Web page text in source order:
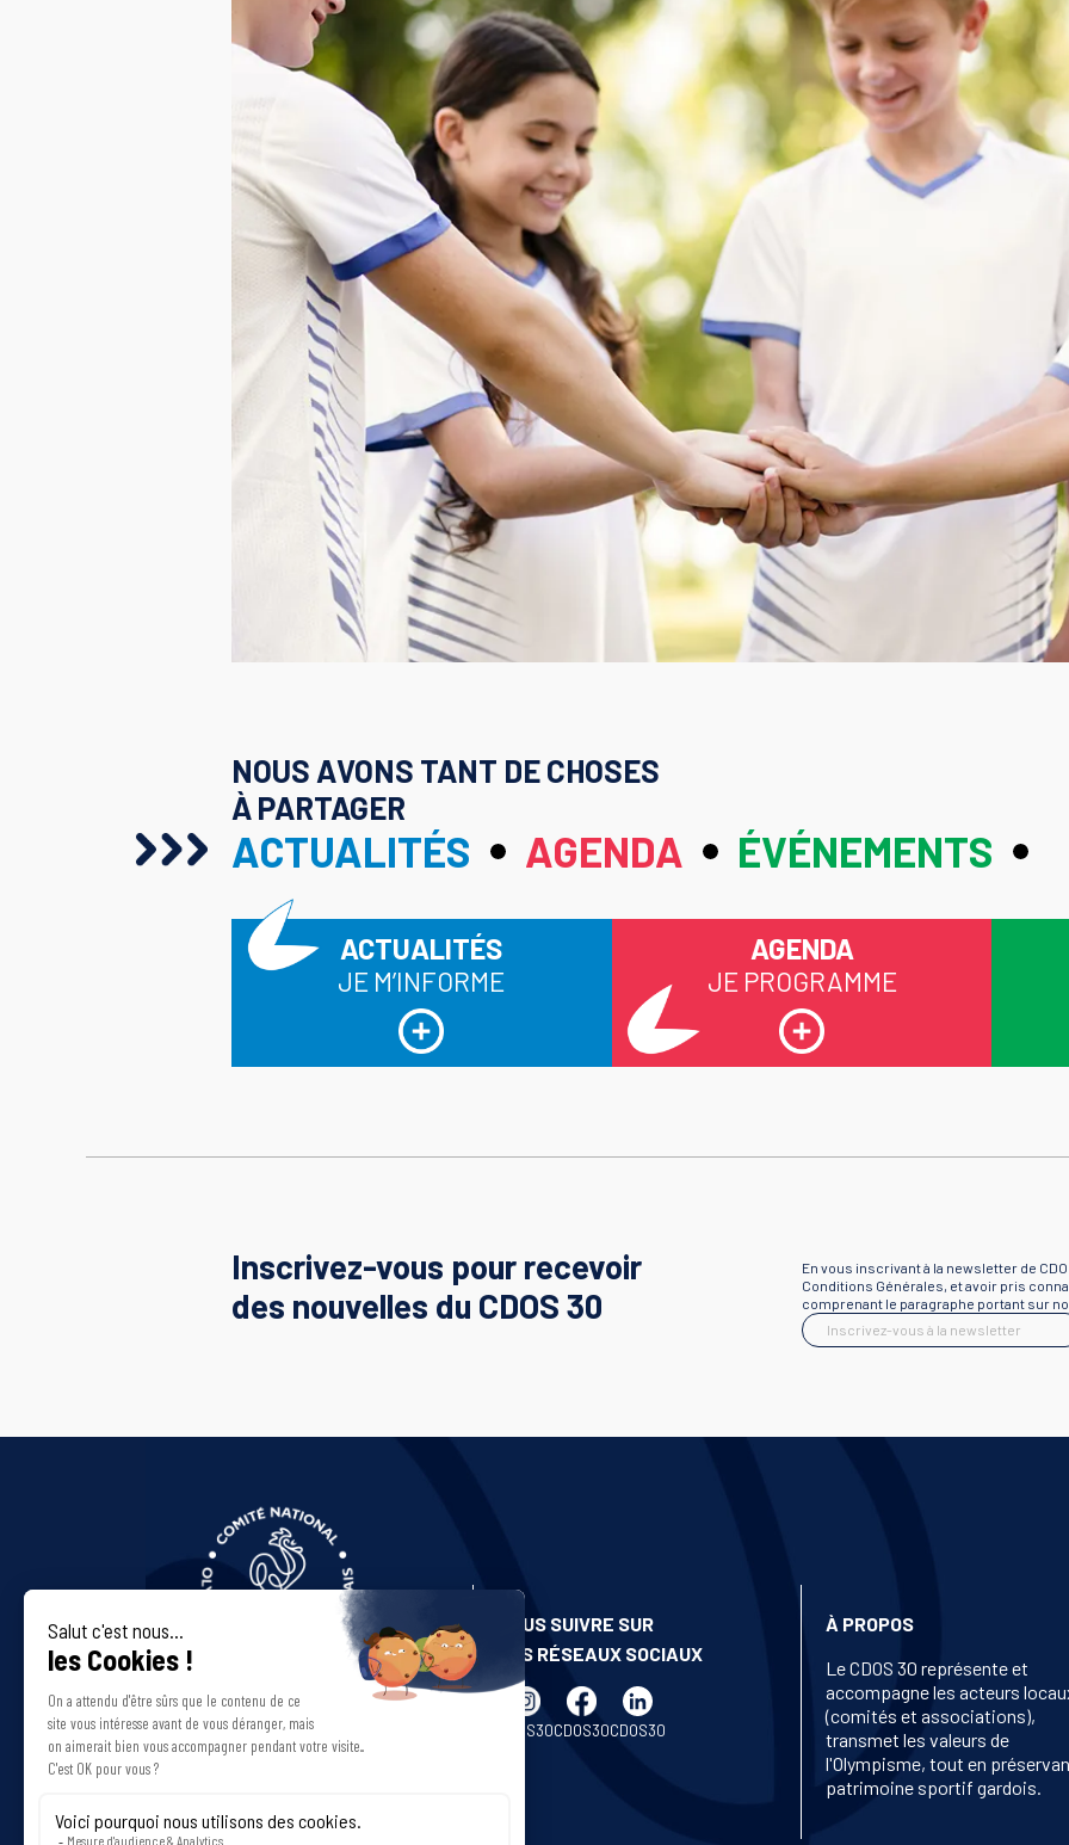
NOUS AVONS TANT DE CHOSES
À PARTAGER
ACTUALITÉS AGENDA ÉVÉNEMENTS
ACTUALITÉS
JE M’INFORME
AGENDA
JE PROGRAMME
Inscrivez-vous pour recevoir
des nouvelles du CDOS 30
En vous inscrivant à la newsletter de
Conditions Générales, et avoir pris
comprenant le paragraphe portant sur
Inscrivez-vous à la newsletter
MENTIONS LÉGALES
NOUS SUIVRE SUR
LES RÉSEAUX SOCIAUX
CDOS30CDOS30CDOS30
À PROPOS
Le CDOS 30 représente et
accompagne les acteurs
(comités et associations),
transmet les valeurs de
l'Olympisme, tout en
patrimoine sportif gardois.